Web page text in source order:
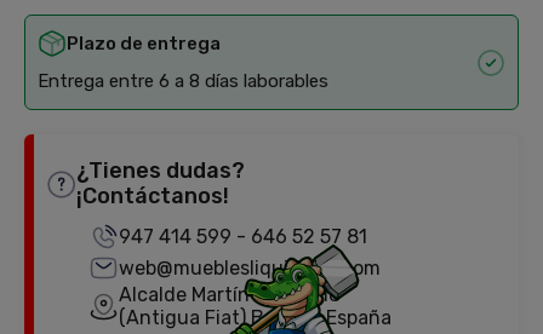
Plazo de entrega
Entrega entre 6 a 8 días laborables
¿Tienes dudas?
¡Contáctanos!
947 414 599 - 646 52 57 81
web@mueblesliquidator.com
Alcalde Martín Cobos, 18
(Antigua Fiat) Burgos, España